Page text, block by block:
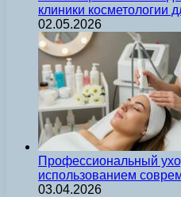
клиники косметологии
02.05.2026
Профессиональный
использованием
03.04.2026